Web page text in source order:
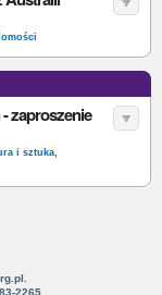
zaproszenie
i sztuka,
2265.